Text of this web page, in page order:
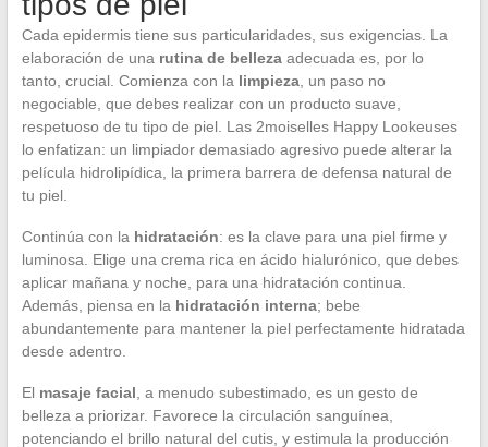
Cada epidermis tiene sus particularidades, sus exigencias. La
elaboración de una rutina de bellezaadecuada es, por lo
tanto, crucial. Comienza con la limpieza, un paso no
negociable, que debes realizar con un producto suave,
respetuoso de tu tipo de piel. Las 2moiselles Happy Lookeuses
lo enfatizan: un limpiador demasiado agresivo puede alterar la
película hidrolipídica, la primera barrera de defensa natural de
tu piel.
Continúa con la hidratación: es la clave para una piel firme y
luminosa. Elige una crema rica en ácido hialurónico, que debes
aplicar mañana y noche, para una hidratación continua.
Además, piensa en la hidratación interna; bebe
abundantemente para mantener la piel perfectamente hidratada
desde adentro.
El masaje facial , a menudo subestimado, es un gesto de
belleza a priorizar. Favorece la circulación sanguínea,
potenciando el brillo natural del cutis, y estimula la producción